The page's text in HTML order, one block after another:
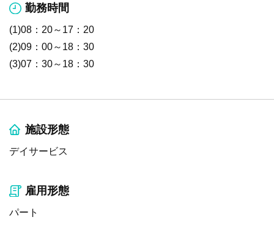
勤務時間
(1)08：20～17：20
(2)09：00～18：30
(3)07：30～18：30
施設形態
デイサービス
雇用形態
パート